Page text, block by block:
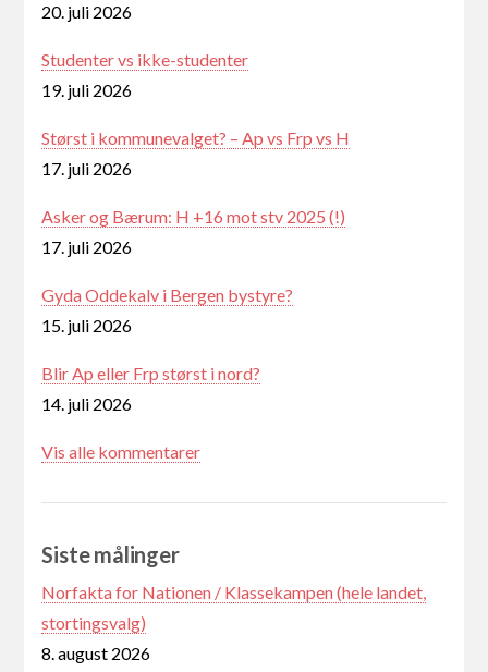
20. juli 2026
Studenter vs ikke-studenter
19. juli 2026
Størst i kommunevalget? – Ap vs Frp vs H
17. juli 2026
Asker og Bærum: H +16 mot stv 2025 (!)
17. juli 2026
Gyda Oddekalv i Bergen bystyre?
15. juli 2026
Blir Ap eller Frp størst i nord?
14. juli 2026
Vis alle kommentarer
Siste målinger
Norfakta for Nationen / Klassekampen (hele landet,
stortingsvalg)
8. august 2026